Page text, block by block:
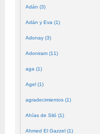
Adán (3)
Adán y Eva (1)
Adonay (3)
Adoniram (11)
aga (1)
Agel (1)
agradecimientos (1)
Ahías de Siló (1)
Ahmed El Gazzel (1)